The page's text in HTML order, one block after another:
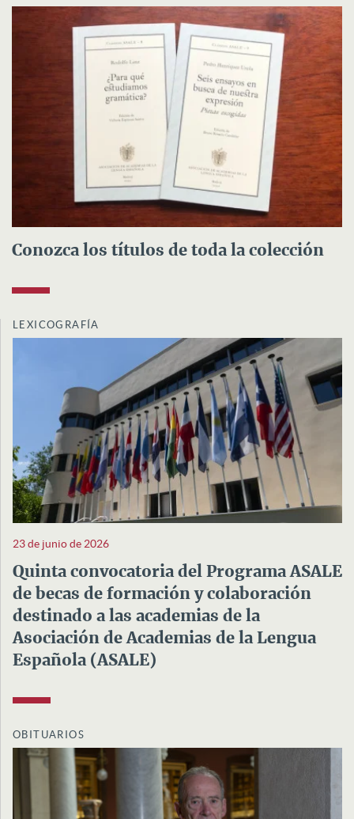
Conozca los títulos de toda la colección
LEXICOGRAFÍA
23 de junio de 2026
Quinta convocatoria del Programa ASALE
de becas de formación y colaboración
destinado a las academias de la
Asociación de Academias de la Lengua
Española (ASALE)
OBITUARIOS